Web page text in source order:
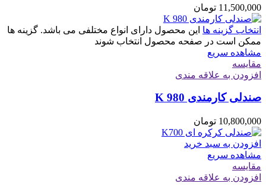
11,500,000 تومان
انتخاب گزینه ها این محصول دارای انواع مختلفی می باشد. گزینه ها
ممکن است در صفحه محصول انتخاب شوند
مشاهده سریع
مقایسه
افزودن به علاقه مندی
صندلی کارمندی K 980
10,800,000 تومان
افزودن به سبد خرید
مشاهده سریع
مقایسه
افزودن به علاقه مندی